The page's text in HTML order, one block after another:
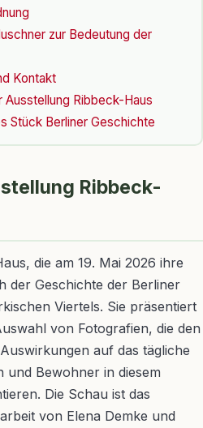
zur Bedeutung der
Kontakt
Ausstellung Ribbeck-Haus
Stück Berliner Geschichte
Ribbeck-
die am 19. Mai 2026 ihre
der Geschichte der Berliner
Viertels. Sie präsentiert
von Fotografien, die den
auf das tägliche
und Bewohner in diesem
Die Schau ist das
von Elena Demke und